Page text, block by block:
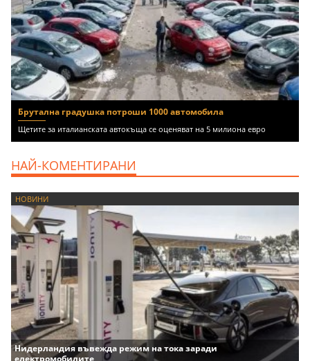
Брутална градушка потроши 1000 автомобила
Щетите за италианската автокъща се оценяват на 5 милиона евро
НАЙ-КОМЕНТИРАНИ
НОВИНИ
Нидерландия въвежда режим на тока заради
електромобилите